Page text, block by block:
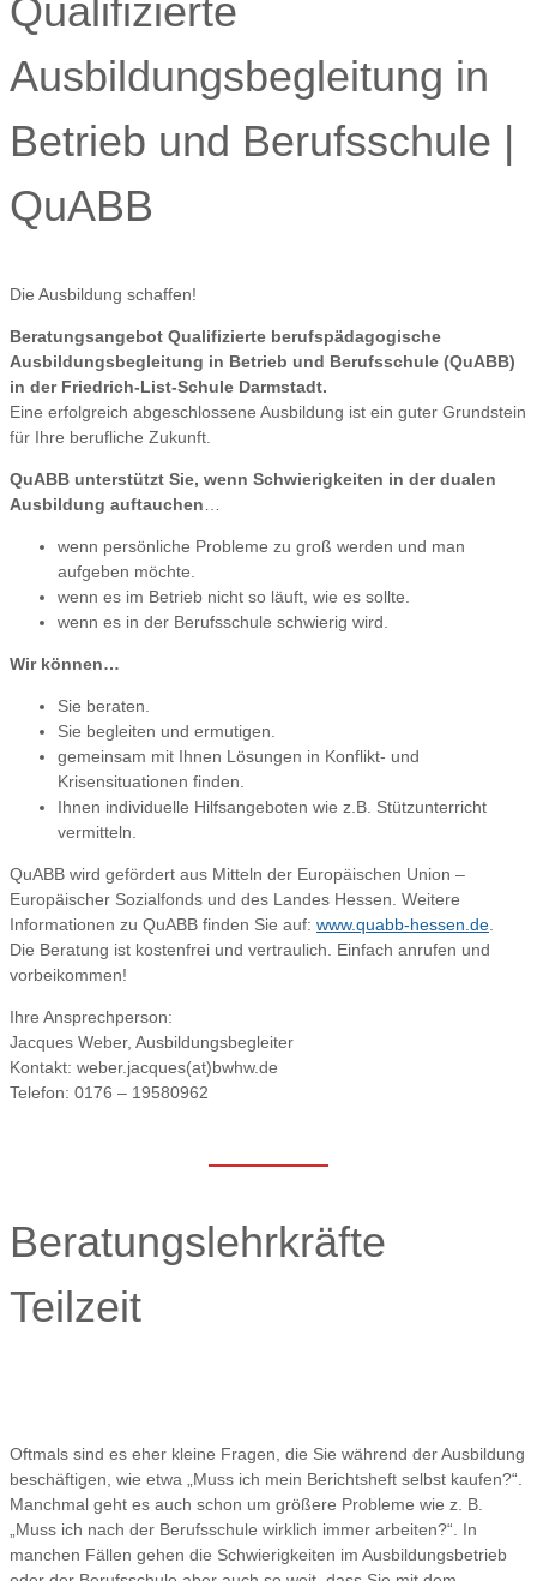
Qualifizierte
Ausbildungsbegleitung in
Betrieb und Berufsschule |
QuABB
Die Ausbildung schaffen!
Beratungsangebot Qualifizierte berufspädagogische
Ausbildungsbegleitung in Betrieb und Berufsschule (QuABB)
in der Friedrich-List-Schule Darmstadt.
Eine erfolgreich abgeschlossene Ausbildung ist ein guter Grundstein
für Ihre berufliche Zukunft.
QuABB unterstützt Sie, wenn Schwierigkeiten in der dualen
Ausbildung auftauchen
wenn persönliche Probleme zu groß werden und man
aufgeben möchte.
wenn es im Betrieb nicht so läuft, wie es sollte.
wenn es in der Berufsschule schwierig wird.
Wir können…
Sie beraten.
Sie begleiten und ermutigen.
gemeinsam mit Ihnen Lösungen in Konflikt- und
Krisensituationen finden.
Ihnen individuelle Hilfsangeboten wie z.B. Stützunterricht
vermitteln.
QuABB wird gefördert aus Mitteln der Europäischen Union –
Europäischer Sozialfonds und des Landes Hessen. Weitere
Informationen zu QuABB finden Sie auf: www.quabb-hessen.de
Die Beratung ist kostenfrei und vertraulich. Einfach anrufen und
vorbeikommen!
Ihre Ansprechperson:
Jacques Weber, Ausbildungsbegleiter
Kontakt: weber.jacques(at)bwhw.de
Telefon: 0176 – 19580962
Beratungslehrkräfte
Teilzeit
Oftmals sind es eher kleine Fragen, die Sie während der Ausbildung
beschäftigen, wie etwa „Muss ich mein Berichtsheft selbst kaufen?“.
Manchmal geht es auch schon um größere Probleme wie z. B.
„Muss ich nach der Berufsschule wirklich immer arbeiten?“. In
manchen Fällen gehen die Schwierigkeiten im Ausbildungsbetrieb